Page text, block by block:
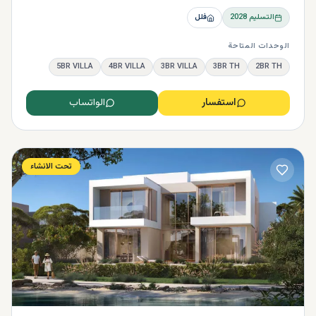
ايكرز في جزيرة ياس
درهم إماراتي، ويضيف هذا المجتمع الشهير في أبو ظبي أكثر من
1300 فيلا فاخرة وسيشمل أيضًا ملعبًا للجولف ويوفر أفضل حياة
على الواجهة البحرية. كما سيوفر وصولاً سهلاً وسريعًا إلى المتاجر
والحدائق والمدارس.
فلل للبيع في ندرة في أبوظبي
يمكنك العثور على فلل رائعة معروضة للبيع بينالمجتمعات
السكنية في ندرةالتي تقدم مجموعة من الفلل بمميزات وأسعار
مختلفة للاختيار من بينها. لذلك يمكنك اختيار فيلا في ندرة بناءً
على ميزانيتك وذوقك.
التسليم2028 فلل
الوحدات المتاحة
2BR TH
3BR TH
3BR VILLA
4BR VILLA
5BR VILLA
استفسار الواتساب
تحت الانشاء